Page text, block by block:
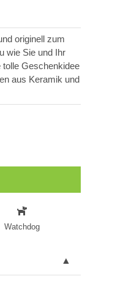
originell zum
wie Sie und Ihr
tolle Geschenkidee
aus Keramik und
Watchdog